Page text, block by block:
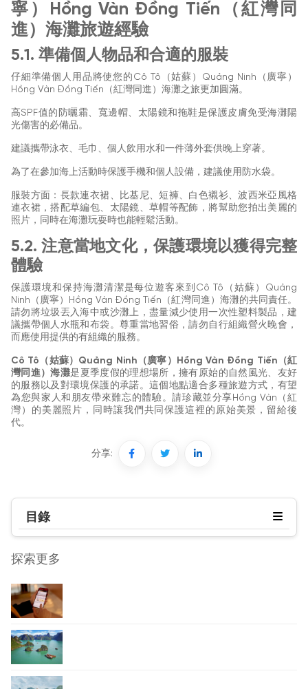
寧）Hồng Vàn Đồng Tiến（紅灣同
進）海灘旅遊經驗
5.1. 準備個人物品和合適的服裝
仔細準備個人用品將使您的Cô Tô（姑蘇）Quảng Ninh（廣寧）
Hồng Vàn Đồng Tiến（紅灣同進）海灘之旅更加圓滿。
高SPF值的防曬霜、寬邊帽、太陽鏡和拖鞋是保護皮膚免受海灘陽
光傷害的必備品。
建議攜帶泳衣、毛巾、個人飲用水和一件薄外套供晚上穿著。
為了在參加海上活動時保護手機和個人設備，建議使用防水袋。
服裝方面：長款連衣裙、比基尼、短褲、白色襯衫、波西米亞風格
連衣裙，搭配草編包、太陽鏡、草帽等配飾，將幫助您拍出美麗的
照片，同時在海灘玩耍時也能輕鬆活動。
5.2. 注意當地文化，保護環境以獲得完整
體驗
保護環境和保持海灘清潔是每位遊客來到Cô Tô（姑蘇）Quảng
Ninh（廣寧）Hồng Vàn Đồng Tiến（紅灣同進）海灘的共同責任。
請勿將垃圾丟入海中或沙灘上，盡量減少使用一次性塑料製品，建
議攜帶個人水瓶和布袋。尊重當地習俗，請勿自行組織營火晚會，
而應使用提供的有組織的服務。
Cô Tô（姑蘇）Quảng Ninh（廣寧）Hồng Vàn Đồng Tiến（紅
灣同進）海灘是夏季度假的理想場所，擁有原始的自然風光、友好
的服務以及對環境保護的承諾。這個地點適合多種旅遊方式，有望
為您與家人和朋友帶來難忘的體驗。請珍藏並分享Hồng Vàn（紅
灣）的美麗照片，同時讓我們共同保護這裡的原始美景，留給後
代。
分享:
目錄
探索更多